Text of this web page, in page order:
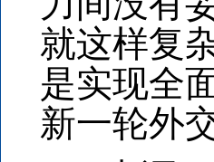
就这样复
是实现全
新一轮外